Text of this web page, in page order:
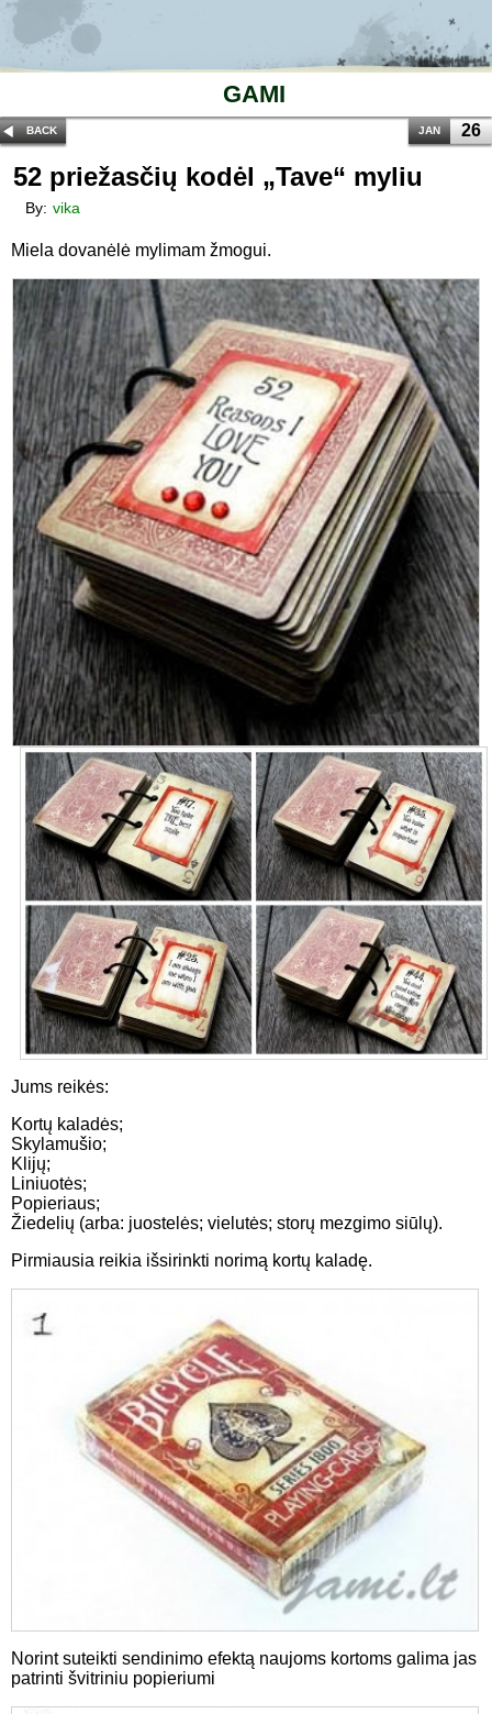
GAMI
BACK JAN 26
52 priežasčių kodėl „Tave“ myliu
By: vika
Miela dovanėlė mylimam žmogui.
Jums reikės:
Kortų kaladės;
Skylamušio;
Klijų;
Liniuotės;
Popieriaus;
Žiedelių (arba: juostelės; vielutės; storų mezgimo siūlų).
Pirmiausia reikia išsirinkti norimą kortų kaladę.
Norint suteikti sendinimo efektą naujoms kortoms galima jas
patrinti švitriniu popieriumi